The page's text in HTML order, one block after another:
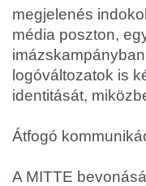
megjelenés
média poszton,
logóváltozatok is
identitását,
Átfogó
A MITTE